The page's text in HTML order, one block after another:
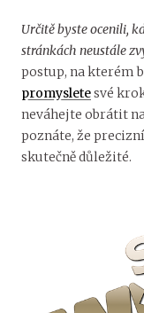
Určitě byste ocenili,
stránkách neustále
postup, na kterém
promysletesvé
neváhejte obrátit
poznáte, že
skutečně důležité.